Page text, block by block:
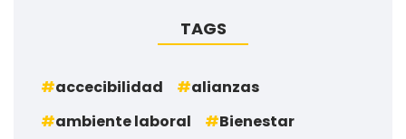
TAGS
accecibilidad
alianzas
ambiente laboral
Bienestar